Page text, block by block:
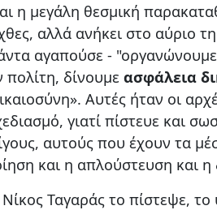
η μεγάλη θεσμική
αλλά ανήκει στο αύριο
αγαπούσε -
δίνουμε ασφάλεια
Αυτές ήταν οι
γιατί πίστευε και
αυτούς που έχουν τα
και η απλούστευση και η
Ταγαράς το πίστεψε,